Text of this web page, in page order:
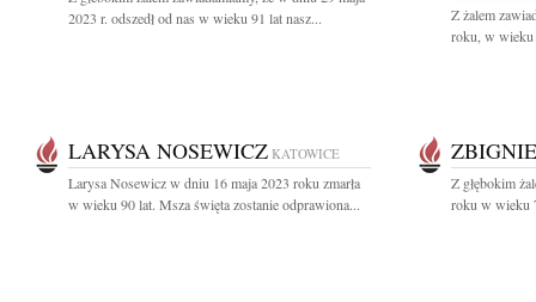
2023 r. odszedł od nas w wieku 91 lat nasz...
Z żalem
roku, w wieku
LARYSA NOSEWICZ KATOWICE
Larysa Nosewicz w dniu 16 maja 2023 roku zmarła
w wieku 90 lat. Msza święta zostanie odprawiona...
Z głębokim
roku w wieku